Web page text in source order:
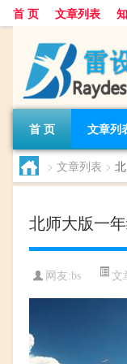
首 页 文章列表
首 页 文章列
> 文章列表 >
北师大版一
网友:bs 文